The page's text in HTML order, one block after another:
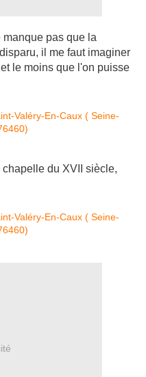
manque pas que la
il me faut imaginer
le moins que l'on puisse
du XVII siècle,